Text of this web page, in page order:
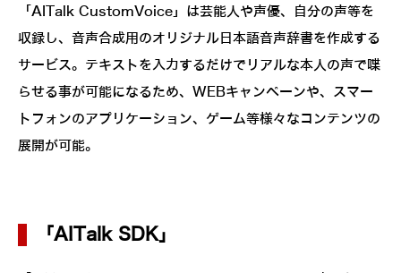
「AITalk CustomVoice」は芸能人や声優、自分の声等を
収録し、音声合成用のオリジナル日本語音声辞書を作成する
サービス。テキストを入力するだけでリアルな本人の声で喋
らせる事が可能になるため、WEBキャンペーンや、スマー
トフォンのアプリケーション、ゲーム等様々なコンテンツの
展開が可能。
「AITalk SDK」